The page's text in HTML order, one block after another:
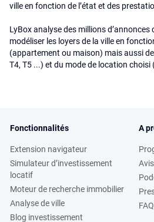
ville en fonction de l’état et des
LyBox analyse des millions
modéliser les loyers de la ville en
(appartement ou maison) mais aussi
T4, T5 ...) et du mode de location choisi
Fonctionnalités
Extension navigateur
Simulateur d’investissement
locatif
Moteur de recherche immobilier
Analyse de ville
Blog investissement
A
FAQ